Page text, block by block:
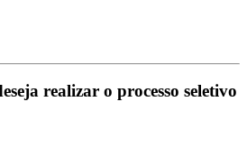
realizar o processo seletivo